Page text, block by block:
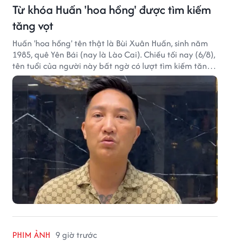
Từ khóa Huấn 'hoa hồng' được tìm kiếm
tăng vọt
Huấn 'hoa hồng' tên thật là Bùi Xuân Huấn, sinh năm
1985, quê Yên Bái (nay là Lào Cai). Chiều tối nay (6/8),
tên tuổi của người này bất ngờ có lượt tìm kiếm tăng
vọt.
PHIM ẢNH 9 giờ trước